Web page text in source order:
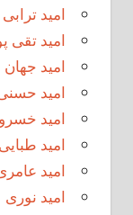
امید ترابی
امید تقی
امید جهان
امید
امید
امید طبایی
امید
امید نوری